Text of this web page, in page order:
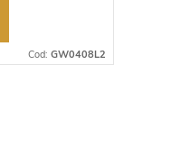
Cod: GW0408L2